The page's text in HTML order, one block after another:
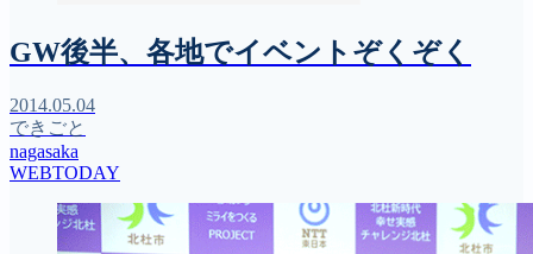
GW後半、各地でイベントぞくぞく
2014.05.04
できごと
nagasaka
WEBTODAY